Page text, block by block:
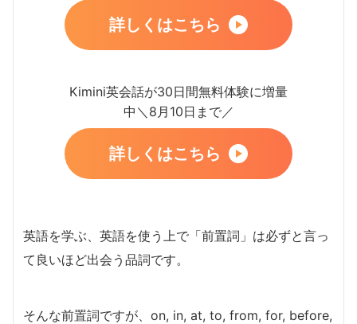
詳しくはこちら
Kimini英会話が30日間無料体験に増量
中＼8月10日まで／
詳しくはこちら
英語を学ぶ、英語を使う上で「前置詞」は必ずと言っ
て良いほど出会う品詞です。
そんな前置詞ですが、on, in, at, to, from, for, before,